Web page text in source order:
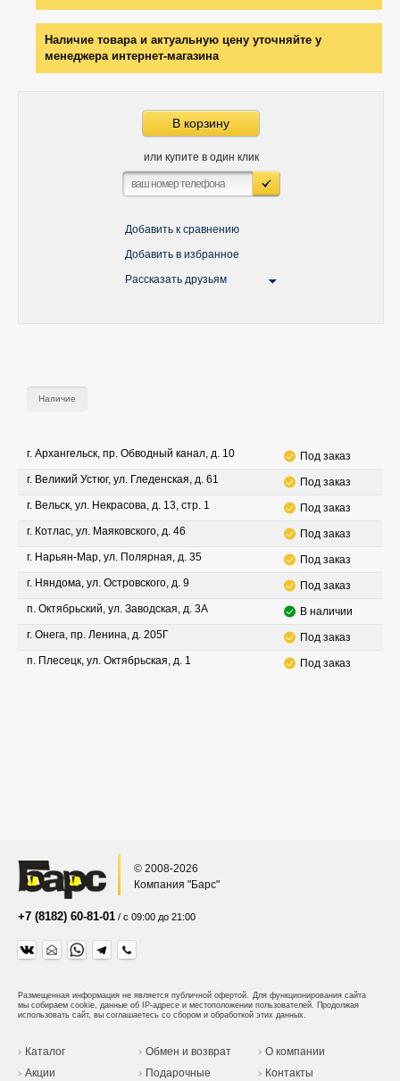
Наличие товара и актуальную цену уточняйте у
менеджера интернет-магазина
В корзину
или купите в один клик
Добавить к сравнению
Добавить в избранное
Рассказать друзьям
Наличие
г. Архангельск, пр. Обводный канал, д. 10
Под заказ
г. Великий Устюг, ул. Гледенская, д. 61
Под заказ
г. Вельск, ул. Некрасова, д. 13, стр. 1
Под заказ
г. Котлас, ул. Маяковского, д. 46
Под заказ
г. Нарьян-Мар, ул. Полярная, д. 35
Под заказ
г. Няндома, ул. Островского, д. 9
Под заказ
п. Октябрьский, ул. Заводская, д. 3А
В наличии
г. Онега, пр. Ленина, д. 205Г
Под заказ
п. Плесецк, ул. Октябрьская, д. 1
Под заказ
© 2008-2026
Компания "Барс"
+7 (8182) 60-81-01 / с 09:00 до 21:00
Размещенная информация не является публичной офертой. Для функционирования сайта
мы собираем cookie, данные об IP-адресе и местоположении пользователей. Продолжая
использовать сайт, вы соглашаетесь со сбором и обработкой этих данных.
Каталог
Акции
Обмен и возврат
Подарочные
О компании
Контакты